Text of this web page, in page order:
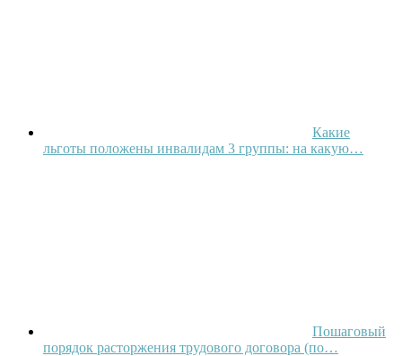
Какие
льготы положены инвалидам 3 группы: на какую…
Пошаговый
порядок расторжения трудового договора (по…